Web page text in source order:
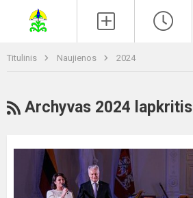
Titulinis Naujienos 2024
RSS
Archyvas 2024 lapkritis
Įsimintina
šilumos,
bendrystės